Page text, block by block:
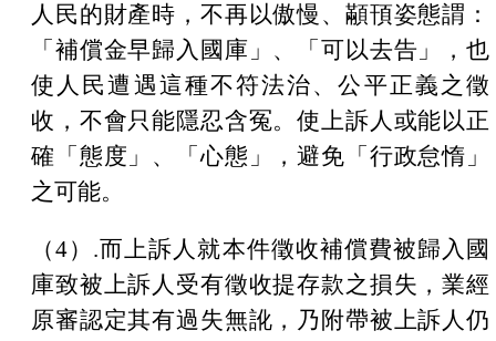
人民的財產時，不再以傲慢、顢頇姿態謂：
「補償金早歸入國庫」、「可以去告」，也
使人民遭遇這種不符法治、公平正義之徵
收，不會只能隱忍含冤。使上訴人或能以正
確「態度」、「心態」，避免「行政怠惰」
之可能。
（4） .而上訴人就本件徵收補償費被歸入國
庫致被上訴人受有徵收提存款之損失，業經
原審認定其有過失無訛，乃附帶被上訴人仍